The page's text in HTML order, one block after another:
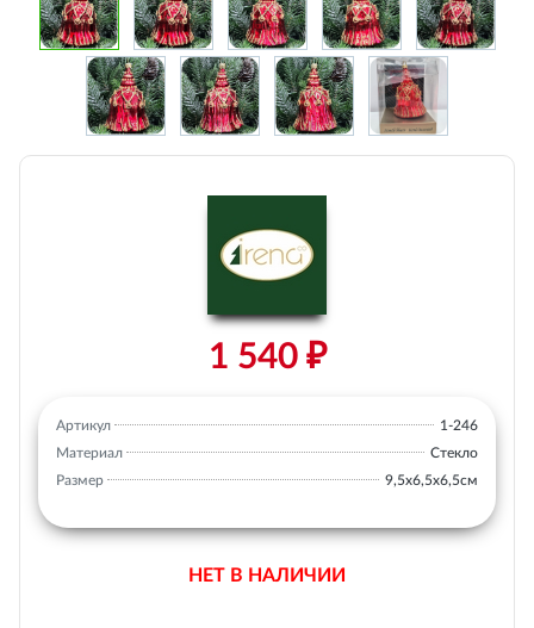
1 540 ₽
Артикул
1-246
Материал
Стекло
Размер
9,5х6,5х6,5см
НЕТ В НАЛИЧИИ